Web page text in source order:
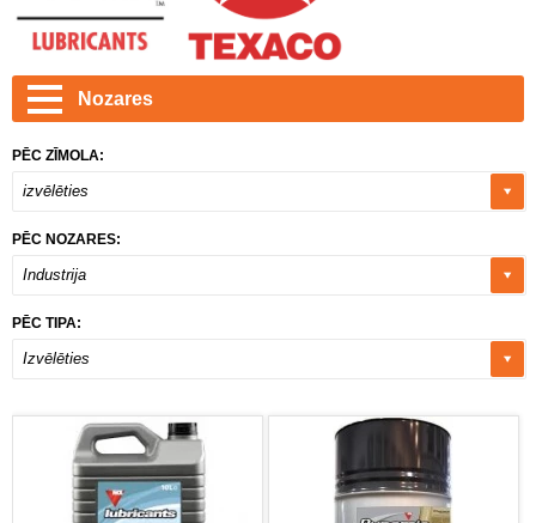
Nozares
PĒC ZĪMOLA:
izvēlēties
PĒC NOZARES:
Industrija
PĒC TIPA:
Izvēlēties